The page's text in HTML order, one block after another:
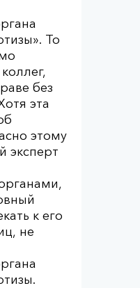
То
без
эта
этому
эксперт
к его
не